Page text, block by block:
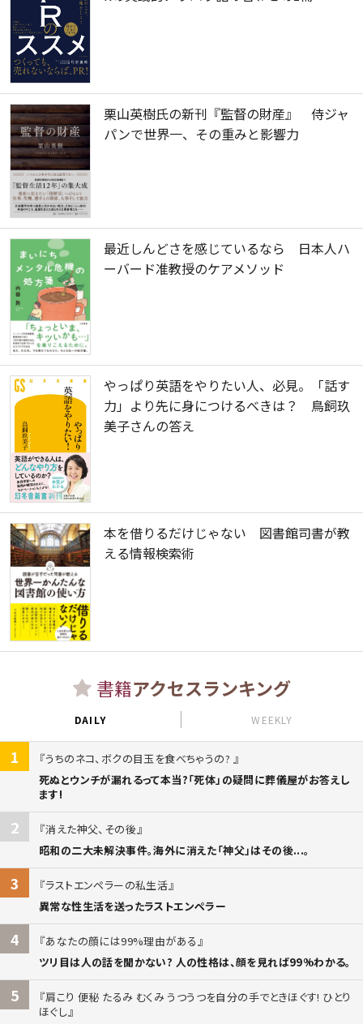
栗山英樹氏の新刊『監督の財産』 侍ジャ
パンで世界一、その重みと影響力
最近しんどさを感じているなら 日本人ハ
ーバード准教授のケアメソッド
やっぱり英語をやりたい人、必見。「話す
力」より先に身につけるべきは？ 鳥飼玖
美子さんの答え
本を借りるだけじゃない 図書館司書が教
える情報検索術
書籍アクセスランキング
DAILY WEEKLY
1
うちのネコ、ボクの目玉を食べちゃうの?
死ぬとウンチが漏れるって本当?「死体」の疑問に葬儀屋がお答えし
ます!
2
消えた神父、その後
昭和の二大未解決事件。海外に消えた「神父」はその後...。
3
ラストエンペラーの私生活
異常な性生活を送ったラストエンペラー
4
あなたの顔には99%理由がある
ツリ目は人の話を聞かない? 人の性格は、顔を見れば99%わかる。
5
肩こり 便秘 たるみ むくみ うつうつを自分の手でときほぐす! ひとり
ほぐし